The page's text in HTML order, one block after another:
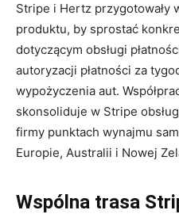
Stripe i Hertz przygotowały
produktu, by sprostać
dotyczącym obsługi
autoryzacji płatności za
wypożyczenia aut.
skonsoliduje w Stripe
firmy punktach wynajmu
Europie, Australii i Nowej
Wspólna trasa